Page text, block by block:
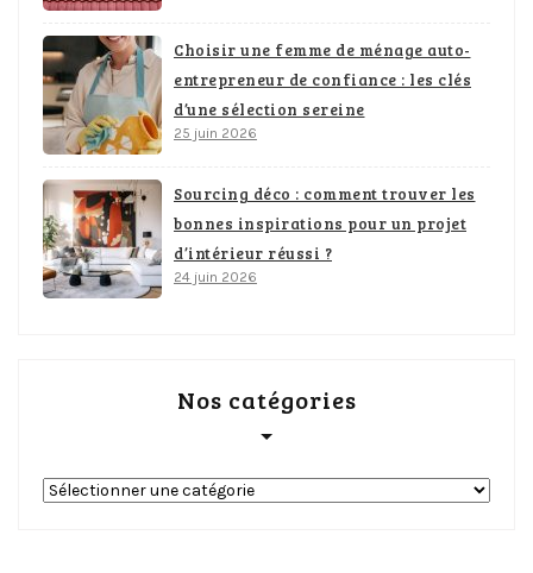
Choisir une femme de ménage auto-
entrepreneur de confiance : les clés
d’une sélection sereine
25 juin 2026
Sourcing déco : comment trouver les
bonnes inspirations pour un projet
d’intérieur réussi ?
24 juin 2026
Nos catégories